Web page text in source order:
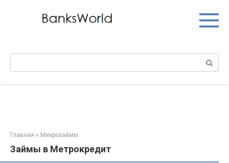
Поиск:
Главная » Микрозаймы
Займы в Метрокредит